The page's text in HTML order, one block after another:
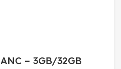
– 3GB/32GB